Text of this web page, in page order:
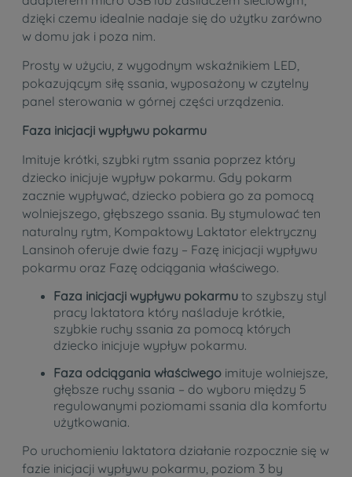
dzięki czemu idealnie nadaje się do użytku zarówno
w domu jak i poza nim.
Prosty w użyciu, z wygodnym wskaźnikiem LED,
pokazującym siłę ssania, wyposażony w czytelny
panel sterowania w górnej części urządzenia.
Faza inicjacji wypływu pokarmu
Imituje krótki, szybki rytm ssania poprzez który
dziecko inicjuje wypływ pokarmu. Gdy pokarm
zacznie wypływać, dziecko pobiera go za pomocą
wolniejszego, głębszego ssania. By stymulować ten
naturalny rytm, Kompaktowy Laktator elektryczny
Lansinoh oferuje dwie fazy – Fazę inicjacji wypływu
pokarmu oraz Fazę odciągania właściwego.
Faza inicjacji wypływu pokarmu to szybszy styl
pracy laktatora który naśladuje krótkie,
szybkie ruchy ssania za pomocą których
dziecko inicjuje wypływ pokarmu.
Faza odciągania właściwego imituje wolniejsze,
głębsze ruchy ssania – do wyboru między 5
regulowanymi poziomami ssania dla komfortu
użytkowania.
Po uruchomieniu laktatora działanie rozpocznie się w
fazie inicjacji wypływu pokarmu, poziom 3 by